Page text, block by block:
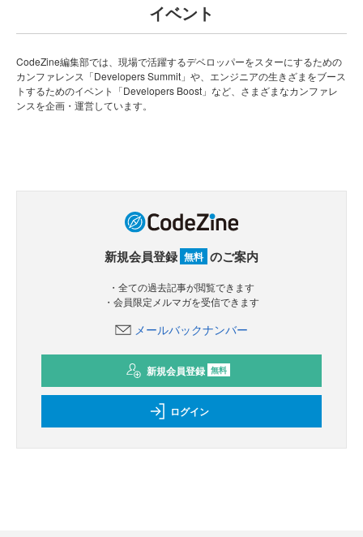
イベント
CodeZine編集部では、現場で活躍するデベロッパーをスターにするための
カンファレンス「Developers Summit」や、エンジニアの生きざまをブース
トするためのイベント「Developers Boost」など、さまざまなカンファレ
ンスを企画・運営しています。
新規会員登録 無料